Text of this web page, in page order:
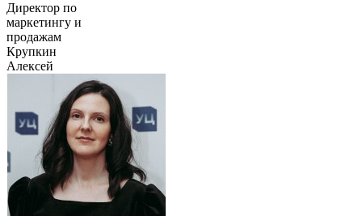
Директор по
маркетингу и
продажам
Крупкин
Алексей